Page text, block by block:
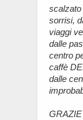
scalzato
sorrisi,
viaggi
dalle
centro
caffè
dalle